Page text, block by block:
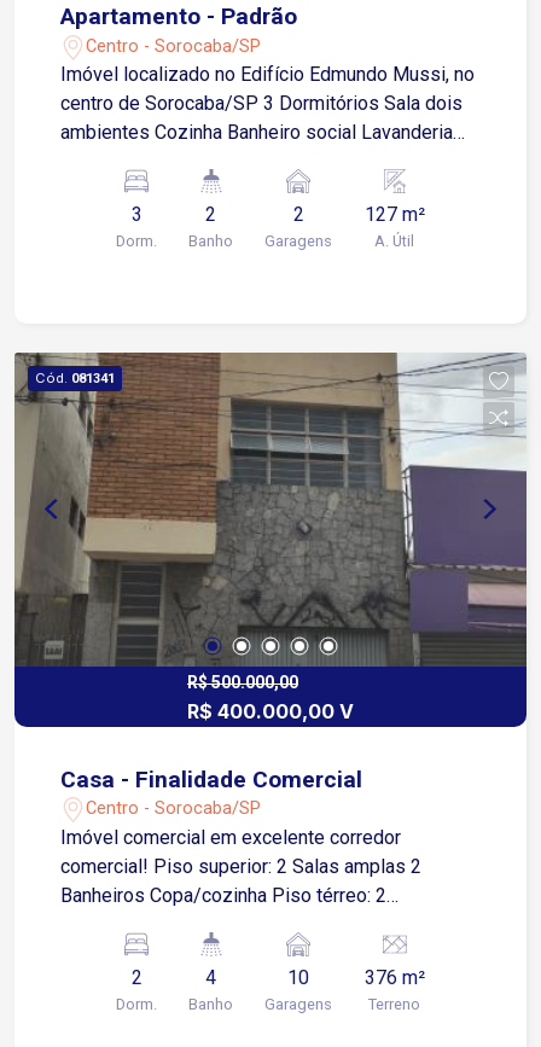
Apartamento - Padrão
Centro - Sorocaba/SP
Imóvel localizado no Edifício Edmundo Mussi, no
centro de Sorocaba/SP 3 Dormitórios Sala dois
ambientes Cozinha Banheiro social Lavanderia
sendo 1 coberta * Água inclusa no valor do
condomínio! 1 vaga de garagem p/locação
imóvel vazio Estuda propostas!
3
Dorm.
2
Banho
2
Garagens
127 m²
A. Útil
Cód. 081341
R$ 500.000,00
R$ 400.000,00 V
Casa - Finalidade Comercial
Centro - Sorocaba/SP
Imóvel comercial em excelente corredor
comercial! Piso superior: 2 Salas amplas 2
Banheiros Copa/cozinha Piso térreo: 2
Garagem subterrânea com 2 pavimentos para
aproximadamente 10 veículos!
2
Dorm.
4
Banho
10
Garagens
376 m²
Terreno